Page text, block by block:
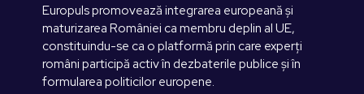
Europuls promovează integrarea europeană și
maturizarea României ca membru deplin al UE,
constituindu-se ca o platformă prin care experți
români participă activ în dezbaterile publice și în
formularea politicilor europene.